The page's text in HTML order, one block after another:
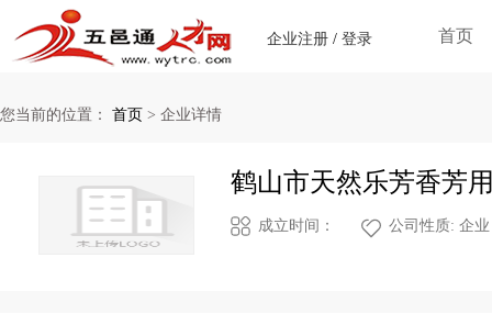
企业注册 / 登录 首页
您当前的位置： 首页 > 企业详情
鹤山市天然乐芳香芳
成立时间： 公司性质: 企业